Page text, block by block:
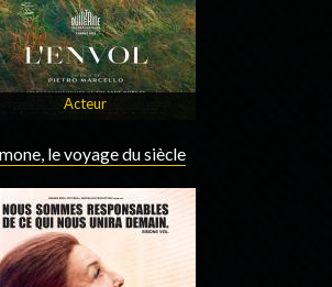
Acteur
le voyage du siècle